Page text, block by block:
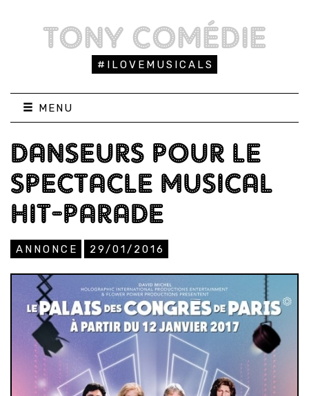
TONY COMÉDIE
#ILOVEMUSICALS
MENU
DANSEURS POUR LE
SPECTACLE MUSICAL
HIT-PARADE
ANNONCE 29/01/2016